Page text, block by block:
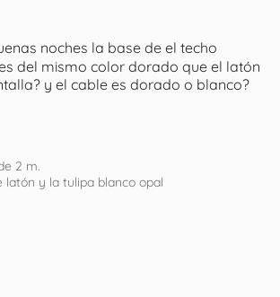
noches la base de el techo
del mismo color dorado que el latón
y el cable es dorado o blanco?
2 m.
latón y la tulipa blanco opal